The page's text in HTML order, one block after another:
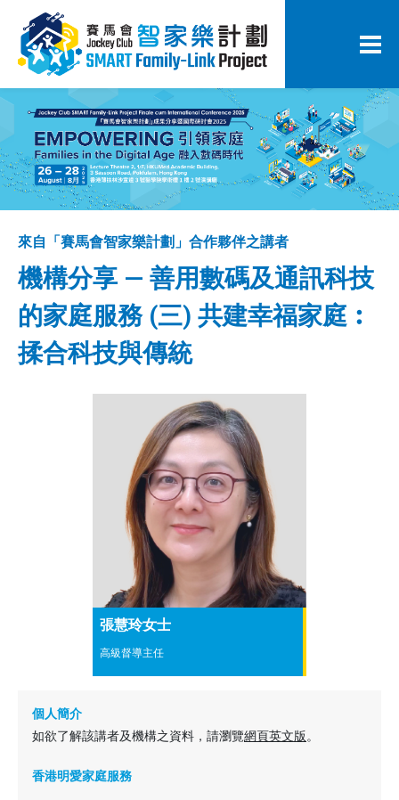
來自「賽馬會智家樂計劃」合作夥伴之講者
機構分享 — 善用數碼及通訊科技
的家庭服務 (三) 共建幸福家庭︰
揉合科技與傳統
個人簡介
如欲了解該講者及機構之資料，請瀏覽網頁英文版。
香港明愛家庭服務
張慧玲女士
高級督導主任